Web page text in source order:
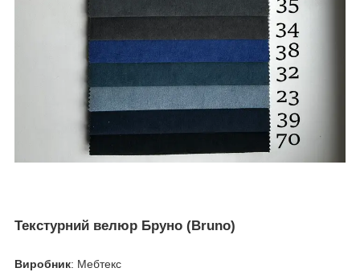
Текстурний велюр Бруно (Bruno)
Виробник: Мебтекс